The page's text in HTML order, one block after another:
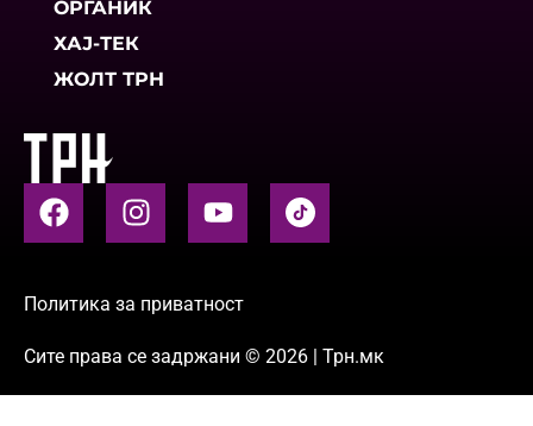
ОРГАНИК
ХАЈ-ТЕК
ЖОЛТ ТРН
Политика за приватност
Сите права се задржани © 2026 | Трн.мк